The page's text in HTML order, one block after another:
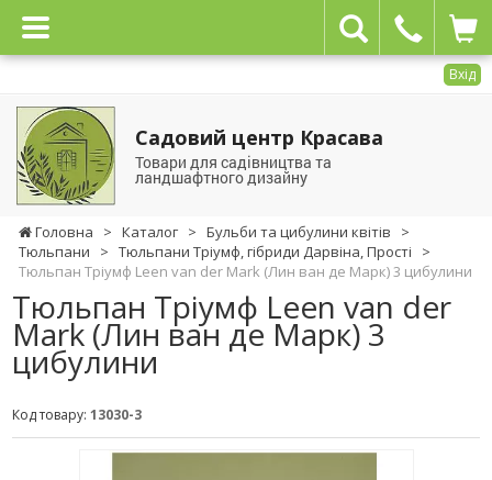
Вхід
Садовий центр Красава
Товари для садівництва та
ландшафтного дизайну
Головна > Каталог > Бульби та цибулини квітів
>
Тюльпани
> Тюльпани Тріумф, гібриди Дарвіна, Прості
>
Тюльпан Тріумф Leen van der Mark (Лин ван де Марк) 3 цибулини
Тюльпан Тріумф Leen van der
Mark (Лин ван де Марк) 3
цибулини
Код товару: 13030-3